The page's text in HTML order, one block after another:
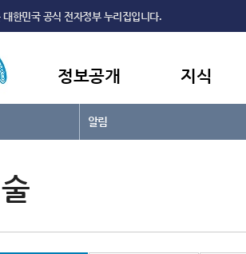
대한민국 공식 전자정부 누리집입니다.
정보공개 지식
알림